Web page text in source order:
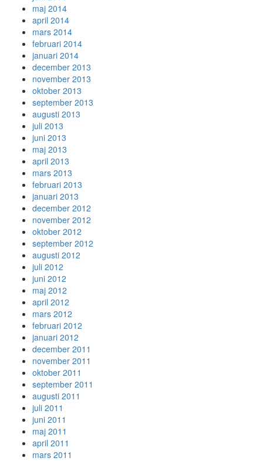
maj 2014
april 2014
mars 2014
februari 2014
januari 2014
december 2013
november 2013
oktober 2013
september 2013
augusti 2013
juli 2013
juni 2013
maj 2013
april 2013
mars 2013
februari 2013
januari 2013
december 2012
november 2012
oktober 2012
september 2012
augusti 2012
juli 2012
juni 2012
maj 2012
april 2012
mars 2012
februari 2012
januari 2012
december 2011
november 2011
oktober 2011
september 2011
augusti 2011
juli 2011
juni 2011
maj 2011
april 2011
mars 2011